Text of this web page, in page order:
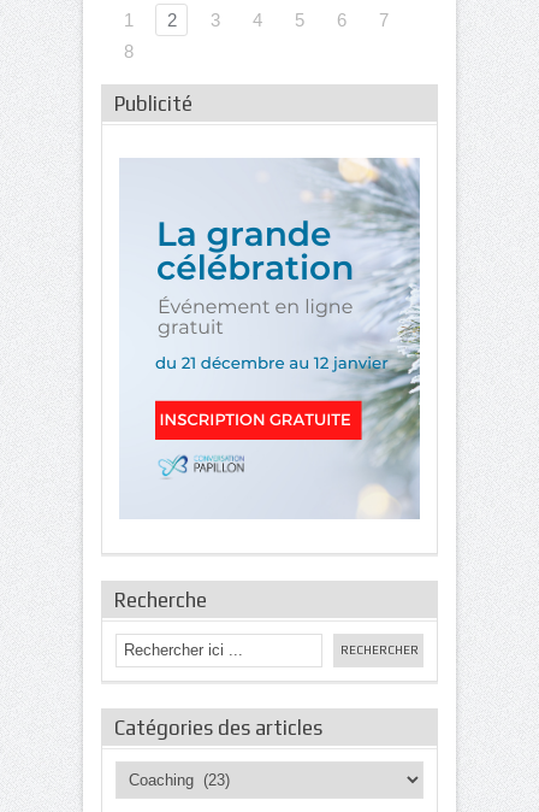
1 2 3 4 5 6
7
8
Publicité
Recherche
Catégories des articles
Catégories
des